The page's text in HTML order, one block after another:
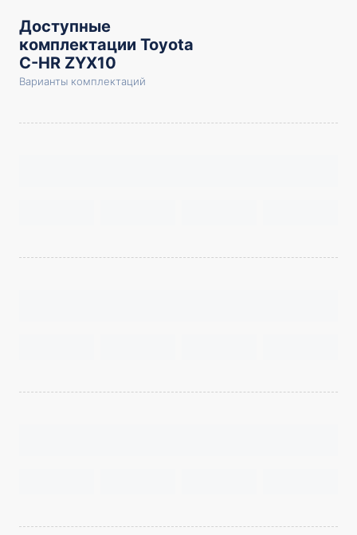
Доступные
комплектации Toyota
C-HR ZYX10
Варианты комплектаций